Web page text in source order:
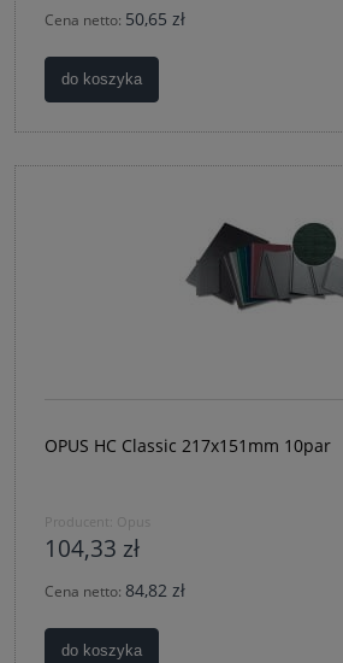
Cena netto: 50,65 zł
do koszyka
OPUS HC Classic 217x151mm 10par
Producent: Opus
104,33 zł
Cena netto: 84,82 zł
do koszyka